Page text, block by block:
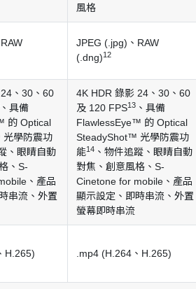
風格
JPEG (.jpg)、RAW
(.dng)12
、30、60
、具備
的 Optical
學防震功
、眼睛自動
、S-
、產品
串流、外置
4K HDR 錄影 24、30、60
及 120 FPS13 、具備
FlawlessEye™ 的 Optical
SteadyShot™ 光學防震功
能14 、物件追蹤、眼睛自動
對焦、創意風格、S-
Cinetone for mobile、產品
顯示設定、即時串流、外置
螢幕即時串流
H.265) .mp4 (H.264、H.265)